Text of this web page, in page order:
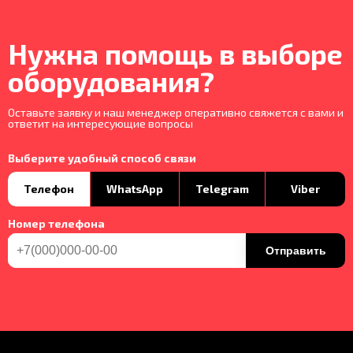
Нужна помощь в выборе
оборудования?
Оставьте заявку и наш менеджер оперативно свяжется с вами и
ответит на интересующие вопросы
Выберите удобный способ связи
Телефон WhatsApp Telegram Viber
Номер телефона
Отправить